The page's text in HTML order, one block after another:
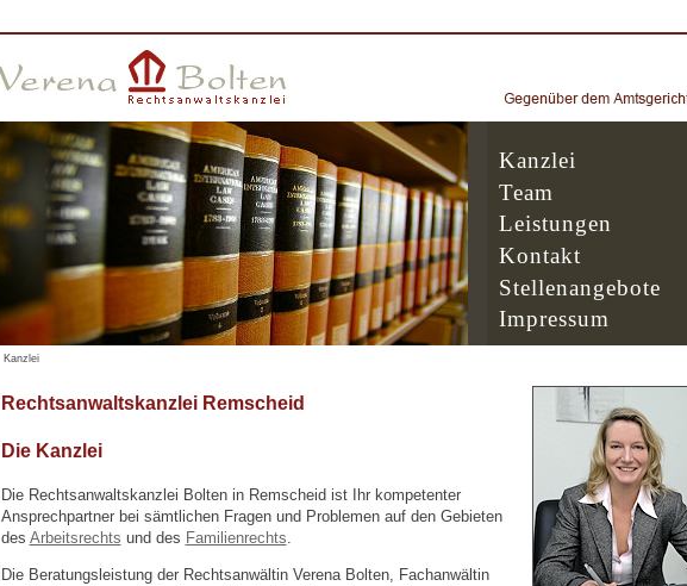
Kanzlei
Team
Leistungen
Kontakt
Stellenangebote
Impressum
Kanzlei
Rechtsanwaltskanzlei Remscheid
Die Kanzlei
Die Rechtsanwaltskanzlei Bolten in Remscheid ist Ihr kompetenter
Ansprechpartner bei sämtlichen Fragen und Problemen auf den Gebieten
des Arbeitsrechts und des Familienrechts
Die Beratungsleistung der Rechtsanwältin Verena Bolten, Fachanwältin